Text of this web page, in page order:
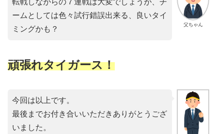
父ちゃん
転戦しながらの７連戦は大変でしょうが、チ
ームとしては色々試行錯誤出来る、良いタイ
ミングかも？
頑張れタイガース！
今回は以上です。
最後までお付き合いいただきありがとうござ
いました。